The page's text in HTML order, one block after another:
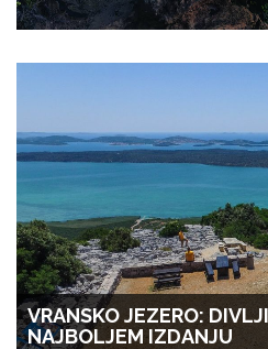
VRANSKO JEZERO:
NAJBOLJEM IZDANJU